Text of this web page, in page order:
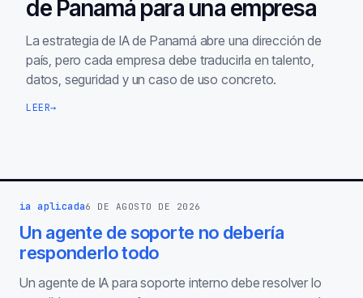
de Panamá para una empresa
La estrategia de IA de Panamá abre una dirección de
país, pero cada empresa debe traducirla en talento,
datos, seguridad y un caso de uso concreto.
LEER→
ia aplicada6 DE AGOSTO DE 2026
Un agente de soporte no debería
responderlo todo
Un agente de IA para soporte interno debe resolver lo